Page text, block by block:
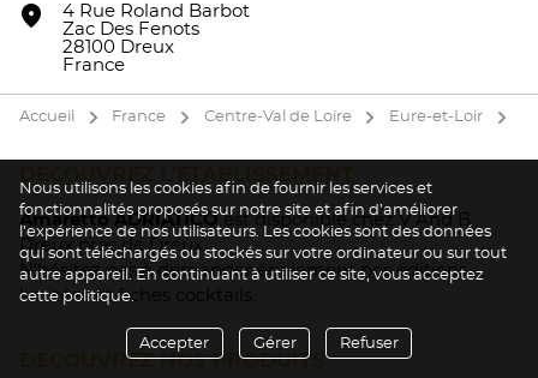
marker
4 Rue Roland Barbot
Zac Des Fenots
28100 Dreux
France
Accueil arrow France arrow Centre-Val de Loire arrow Eure-et-Loir arrow
Amaretto ADRIATICOest disponible chez V And B
Dreux près de Dreux.
N'hésitez pas à demander également nos éditions
limitées et fiches cocktails.
DECOUVREZ NOS PRODUITS
Nous utilisons les cookies afin de fournir les services et
fonctionnalités proposés sur notre site et afin d’améliorer
l’expérience de nos utilisateurs. Les cookies sont des données
qui sont téléchargés ou stockés sur votre ordinateur ou sur tout
autre appareil. En continuant à utiliser ce site, vous acceptez
cette politique.
Accepter Gérer Refuser